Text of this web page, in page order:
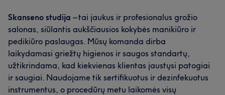
Skanseno studija – tai jaukus ir profesionalus grožio
salonas, siūlantis aukščiausios kokybės manikiūro ir
pedikiūro paslaugas. Mūsų komanda dirba
laikydamasi griežtų higienos ir saugos standartų,
užtikrindama, kad kiekvienas klientas jaustųsi patogiai
ir saugiai. Naudojame tik sertifikuotus ir dezinfekuotus
instrumentus, o procedūrų metu laikomės visų